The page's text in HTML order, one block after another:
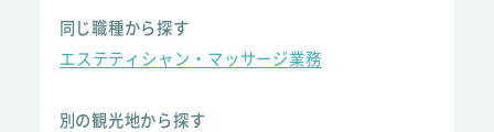
同じ職種から探す
エステティシャン・マッサージ業務
別の観光地から探す